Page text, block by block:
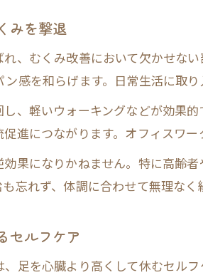
むくみを取る飲
体質からアプローチ
むくみ原因を知
体質改善でむく
むくみやすい生活
むくみ改善を目指
みを撃退
、むくみ改善において欠かせな
感を和らげます。日常生活に取
、軽いウォーキングなどが効果
進につながります。オフィスワ
果になりかねません。特に高齢
忘れず、体調に合わせて無理なく
セルフケア
足を心臓より高くして休むセル